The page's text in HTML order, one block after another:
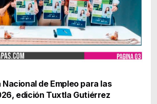
de Empleo para las
edición Tuxtla Gutiérrez